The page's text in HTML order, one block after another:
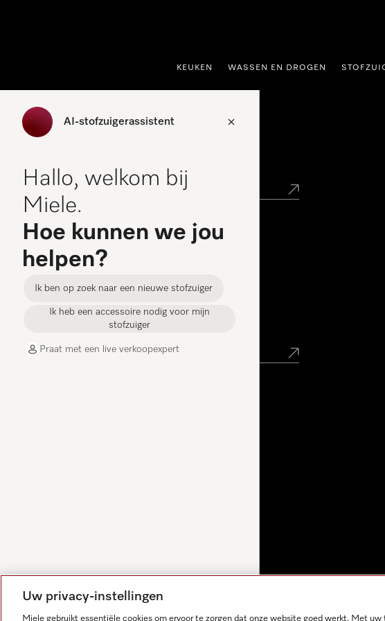
KEUKEN WASSEN EN DROGEN
AI-stofzuigerassistent
Hallo, welkom bij
Miele.
Hoe kunnen we jou
helpen?
Ik ben op zoek naar een nieuwe stofzuiger
Ik heb een accessoire nodig voor mijn
stofzuiger
Praat met een live verkoopexpert
Miele Experience Centers
Vind jouw Miele Experience Center
Uw privacy-instellingen
Miele gebruikt essentiële cookies om ervoor te zorgen dat onze website goed werkt. Met